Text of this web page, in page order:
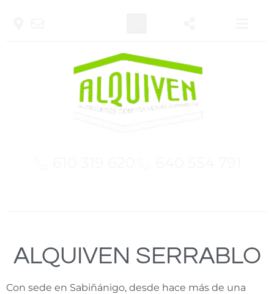
ALQUIVEN SERRABLO
Con sede en Sabiñánigo, desde hace más de una